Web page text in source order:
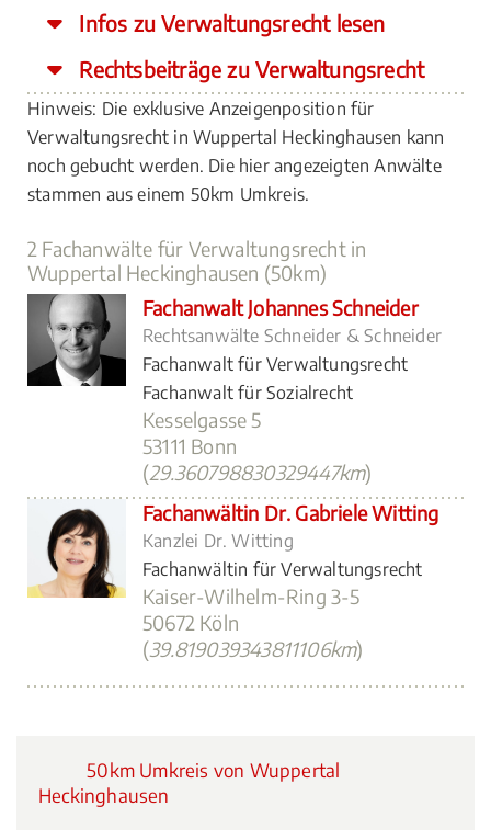
Infos zu Verwaltungsrecht lesen
Rechtsbeiträge zu Verwaltungsrecht
Hinweis: Die exklusive Anzeigenposition für
Verwaltungsrecht in Wuppertal Heckinghausen kann
noch gebucht werden. Die hier angezeigten Anwälte
stammen aus einem 50km Umkreis.
2 Fachanwälte für Verwaltungsrecht in
Wuppertal Heckinghausen (50km)
Fachanwalt Johannes Schneider
Rechtsanwälte Schneider & Schneider
Fachanwalt für Verwaltungsrecht
Fachanwalt für Sozialrecht
Kesselgasse 5
53111 Bonn
(29.360798830329447km)
Fachanwältin Dr. Gabriele Witting
Kanzlei Dr. Witting
Fachanwältin für Verwaltungsrecht
Kaiser-Wilhelm-Ring 3-5
50672 Köln
(39.819039343811106km)
50km Umkreis von Wuppertal
Heckinghausen